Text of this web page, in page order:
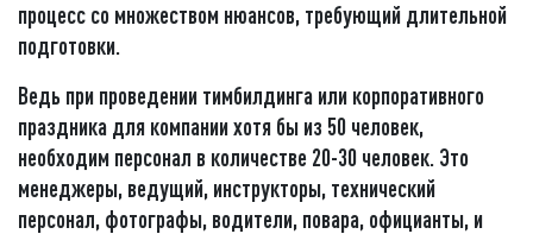
процесс со множеством нюансов, требующий длительной
подготовки.
Ведь при проведении тимбилдинга или корпоративного
праздника для компании хотя бы из 50 человек,
необходим персонал в количестве 20-30 человек. Это
менеджеры, ведущий, инструкторы, технический
персонал, фотографы, водители, повара, официанты, и